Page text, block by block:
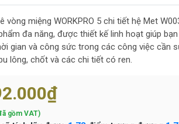
vòng miệng WORKPRO 5 chi tiết hệ Met
đa năng, được thiết kế linh hoạt giúp
gian và công sức trong các công việc cần
lông, chốt và các chi tiết có ren.
gồm VAT)